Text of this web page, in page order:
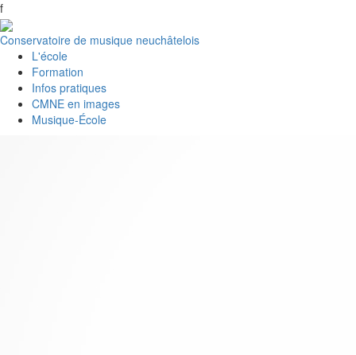
f
Conservatoire de musique neuchâtelois
L'école
Formation
Infos pratiques
CMNE en images
Musique-École